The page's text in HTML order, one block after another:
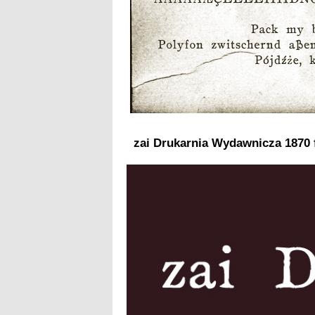
zai Drukarnia Wydawnicza 1870